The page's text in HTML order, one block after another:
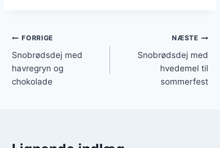
Indlægsnavigation
FORRIGE
Snobrødsdej med
havregryn og
chokolade
NÆSTE
Snobrødsdej med
hvedemel til
sommerfest